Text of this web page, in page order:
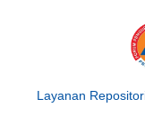
Layanan